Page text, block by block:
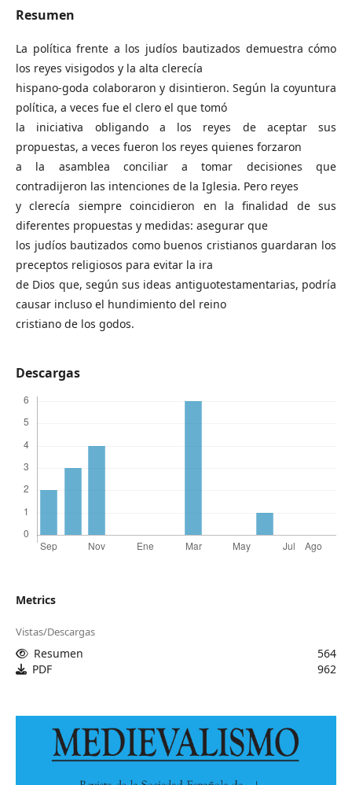
Resumen
La política frente a los judíos bautizados demuestra cómo
los reyes visigodos y la alta clerecía
hispano-goda colaboraron y disintieron. Según la coyuntura
política, a veces fue el clero el que tomó
la iniciativa obligando a los reyes de aceptar sus
propuestas, a veces fueron los reyes quienes forzaron
a la asamblea conciliar a tomar decisiones que
contradijeron las intenciones de la Iglesia. Pero reyes
y clerecía siempre coincidieron en la finalidad de sus
diferentes propuestas y medidas: asegurar que
los judíos bautizados como buenos cristianos guardaran los
preceptos religiosos para evitar la ira
de Dios que, según sus ideas antiguotestamentarias, podría
causar incluso el hundimiento del reino
cristiano de los godos.
Descargas
Metrics
Vistas/Descargas
Resumen
564
PDF
962